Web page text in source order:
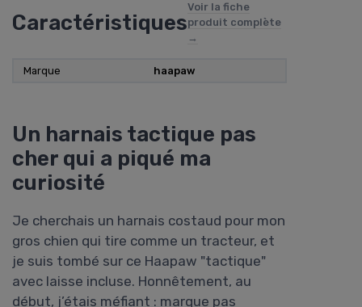
Caractéristiques
Voir la fiche
produit complète
→
Marque haapaw
Un harnais tactique pas
cher qui a piqué ma
curiosité
Je cherchais un harnais costaud pour mon
gros chien qui tire comme un tracteur, et
je suis tombé sur ce Haapaw "tactique"
avec laisse incluse. Honnêtement, au
début, j’étais méfiant : marque pas